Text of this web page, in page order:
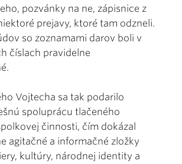
pozvánky na ne, zápisnice z
prejavy, ktoré tam odzneli.
so zoznamami darov boli v
číslach pravidelne
Vojtecha sa tak podarilo
spoluprácu tlačeného
činnosti, čím dokázal
agitačné a informačné zložky
kultúry, národnej identity a